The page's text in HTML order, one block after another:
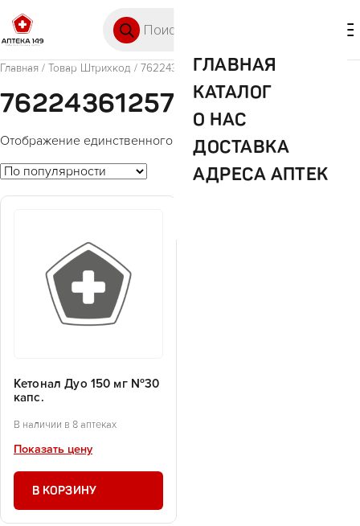
ГЛАВНАЯ
КАТАЛОГ
О НАС
ДОСТАВКА
АДРЕСА АПТЕК
Главная / Товар Штрихкод / 7622436125749
7622436125749
Отображение единственного товара
Кетонал Дуо 150 мг №30
капс.
В наличии в 8 аптеках
Показать цену
В КОРЗИНУ